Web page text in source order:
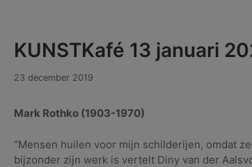
KUNSTKafé 13 januari
23 december 2019
Mark Rothko (1903-1970)
“Mensen huilen voor mijn schilderijen, omdat
bijzonder zijn werk is vertelt Diny van der